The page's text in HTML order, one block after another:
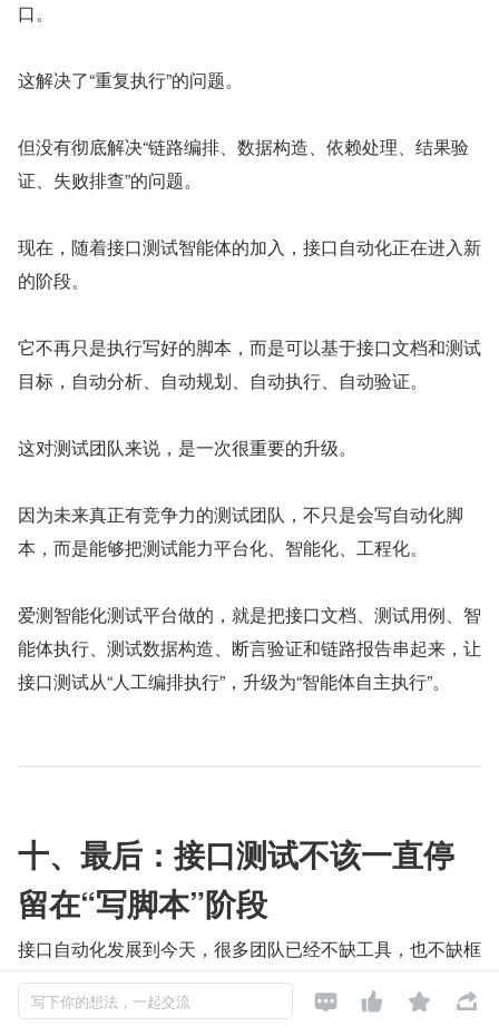
口。
这解决了“重复执行”的问题。
但没有彻底解决“链路编排、数据构造、依赖处理、结果验
证、失败排查”的问题。
现在，随着接口测试智能体的加入，接口自动化正在进入新
的阶段。
它不再只是执行写好的脚本，而是可以基于接口文档和测试
目标，自动分析、自动规划、自动执行、自动验证。
这对测试团队来说，是一次很重要的升级。
因为未来真正有竞争力的测试团队，不只是会写自动化脚
本，而是能够把测试能力平台化、智能化、工程化。
爱测智能化测试平台做的，就是把接口文档、测试用例、智
能体执行、测试数据构造、断言验证和链路报告串起来，让
接口测试从“人工编排执行”，升级为“智能体自主执行”。
十、最后：接口测试不该一直停
留在“写脚本”阶段
接口自动化发展到今天，很多团队已经不缺工具，也不缺框
架。
写下你的想法，一起交流    